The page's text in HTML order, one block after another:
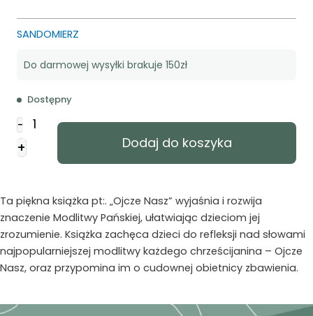
SANDOMIERZ
Do darmowej wysyłki brakuje 150zł
Dostępny
-
ilość
Ojcze
Nasz
Pańska
-
Sandomierz
+ Dodaj do koszyka
Ta piękna książka pt:. „Ojcze Nasz” wyjaśnia i rozwija
znaczenie Modlitwy Pańskiej, ułatwiając dzieciom jej
zrozumienie. Książka zachęca dzieci do refleksji nad słowami
najpopularniejszej modlitwy każdego chrześcijanina – Ojcze
Nasz, oraz przypomina im o cudownej obietnicy zbawienia.